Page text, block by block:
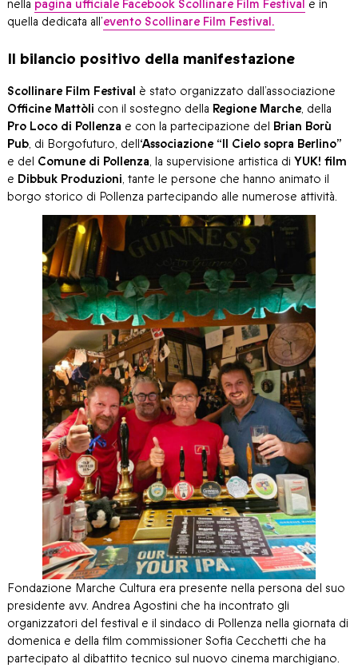
nella pagina ufficiale Facebook Scollinare Film Festival e in
quella dedicata all’evento Scollinare Film Festival.
Il bilancio positivo della manifestazione
Scollinare Film Festival è stato organizzato dall’associazione
Officine Mattòli con il sostegno della Regione Marche, della
Pro Loco di Pollenza e con la partecipazione del Brian Borù
Pub, di Borgofuturo, dell‘Associazione “Il Cielo sopra Berlino”
e del Comune di Pollenza, la supervisione artistica di YUK! film
e Dibbuk Produzioni, tante le persone che hanno animato il
borgo storico di Pollenza partecipando alle numerose attività.
Fondazione Marche Cultura era presente nella persona del suo
presidente avv. Andrea Agostini che ha incontrato gli
organizzatori del festival e il sindaco di Pollenza nella giornata di
domenica e della film commissioner Sofia Cecchetti che ha
partecipato al dibattito tecnico sul nuovo cinema marchigiano.